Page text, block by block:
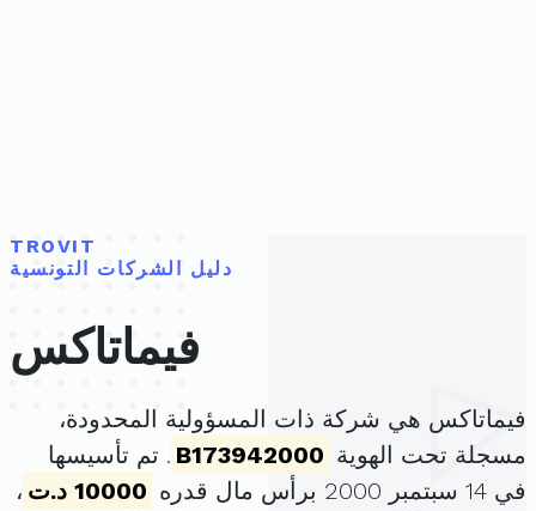
TROVIT
دليل الشركات التونسية
فيماتاكس
فيماتاكس هي شركة ذات المسؤولية المحدودة،
مسجلة تحت الهوية B173942000 . تم تأسيسها
في 14 سبتمبر 2000 برأس مال قدره
10000 د.ت
،